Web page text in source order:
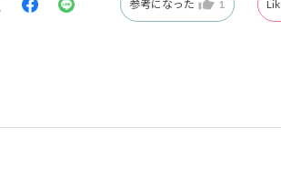
参考になった 1